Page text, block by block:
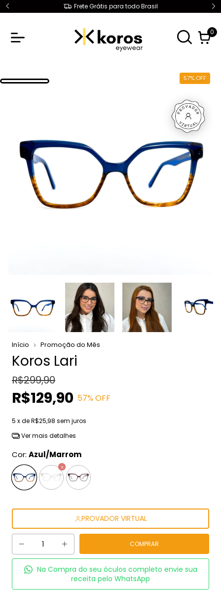
Frete Grátis para todo Brasil
0
57% OFF
Início Promoção do Mês
Koros Lari
R$299,90
R$129,90 57% OFF
5 x deR$25,98 sem juros
Ver mais detalhes
Cor: Azul/Marrom
PROVADOR VIRTUAL
Na Compra do seu óculos completo envie sua
receita pelo WhatsApp